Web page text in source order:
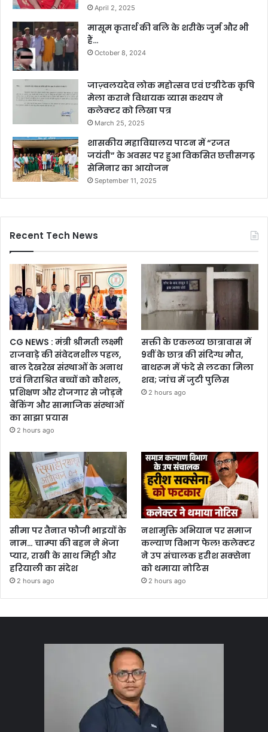
April 2, 2025
मासूम कृतार्थ की बलि के शरीके जुर्म और भी
हैं…
October 8, 2024
जाज़्वलयदेव लोक महोत्सव एवं एग्रीटेक कृषि
मेला कराने विधायक व्यास कश्यप ने
कलेक्टर को लिखा पत्र
March 25, 2025
शासकीय महाविद्यालय पाटन में “रजत
जयंती” के अवसर पर हुआ विकसित छत्तीसगढ़
सेमिनार का आयोजन
September 11, 2025
Recent Tech News
CG NEWS : मंत्री श्रीमती लक्ष्मी
राजवाड़े की संवेदनशील पहल,
बाल देखरेख संस्थाओं के अनाथ
एवं निराश्रित बच्चों को कौशल,
प्रशिक्षण और रोजगार से जोड़ने
बैंकिंग और सामाजिक संस्थाओं
का साझा प्रयास
2 hours ago
सक्ती के एकलव्य छात्रावास में
9वीं के छात्र की संदिग्ध मौत,
बाथरूम में फंदे से लटका मिला
शव; जांच में जुटी पुलिस
2 hours ago
सीमा पर तैनात फौजी भाइयों के
नाम… चाम्पा की बहन ने भेजा
प्यार, राखी के साथ मिट्टी और
हरियाली का संदेश
2 hours ago
नशामुक्ति अभियान पर समाज
कल्याण विभाग फेल! कलेक्टर
ने उप संचालक हरीश सक्सेना
को थमाया नोटिस
2 hours ago